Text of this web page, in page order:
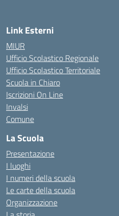
Link Esterni
MIUR
Ufficio Scolastico Regionale
Ufficio Scolastico Territoriale
Scuola in Chiaro
Iscrizioni On Line
Invalsi
Comune
La Scuola
Presentazione
I luoghi
I numeri della scuola
Le carte della scuola
Organizzazione